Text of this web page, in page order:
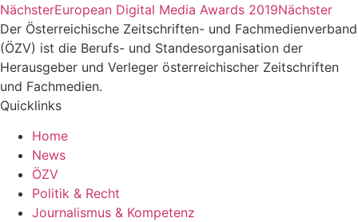
NächsterEuropean Digital Media Awards 2019Nächster
Der Österreichische Zeitschriften- und Fachmedienverband
(ÖZV) ist die Berufs- und Standesorganisation der
Herausgeber und Verleger österreichischer Zeitschriften
und Fachmedien.
Quicklinks
Home
News
ÖZV
Politik & Recht
Journalismus & Kompetenz